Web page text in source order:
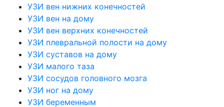
УЗИ вен нижних конечностей
УЗИ вен на дому
УЗИ вен верхних конечностей
УЗИ плевральной полости на дому
УЗИ суставов на дому
УЗИ малого таза
УЗИ сосудов головного мозга
УЗИ ног на дому
УЗИ беременным